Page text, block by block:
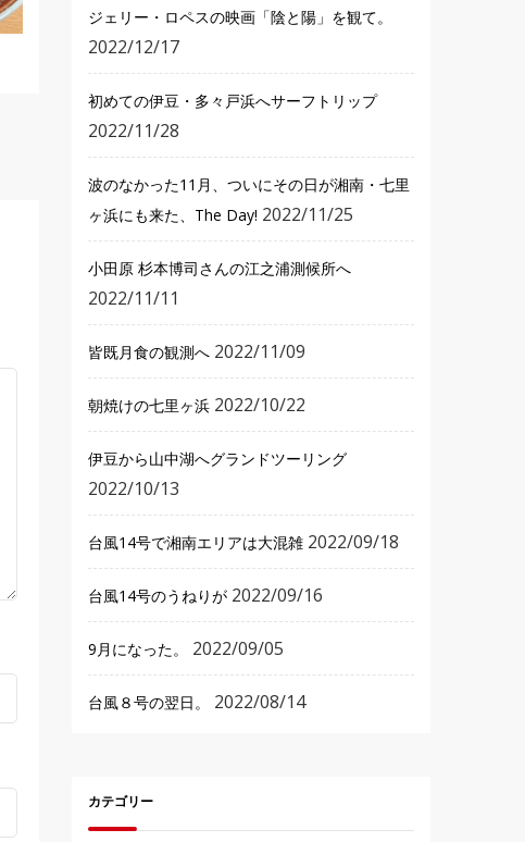
ジェリー・ロペスの映画「陰と陽」を観て。
2022/12/17
初めての伊豆・多々戸浜へサーフトリップ
2022/11/28
波のなかった11月、ついにその日が湘南・七里
ヶ浜にも来た、The Day! 2022/11/25
小田原 杉本博司さんの江之浦測候所へ
2022/11/11
皆既月食の観測へ 2022/11/09
朝焼けの七里ヶ浜 2022/10/22
伊豆から山中湖へグランドツーリング
2022/10/13
台風14号で湘南エリアは大混雑 2022/09/18
台風14号のうねりが 2022/09/16
9月になった。 2022/09/05
台風８号の翌日。 2022/08/14
カテゴリー